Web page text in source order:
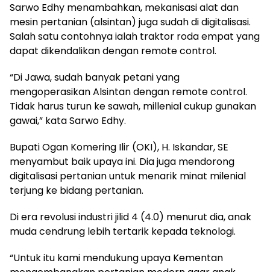
Sarwo Edhy menambahkan, mekanisasi alat dan
mesin pertanian (alsintan) juga sudah di digitalisasi.
Salah satu contohnya ialah traktor roda empat yang
dapat dikendalikan dengan remote control.
“Di Jawa, sudah banyak petani yang
mengoperasikan Alsintan dengan remote control.
Tidak harus turun ke sawah, millenial cukup gunakan
gawai,” kata Sarwo Edhy.
Bupati Ogan Komering Ilir (OKI), H. Iskandar, SE
menyambut baik upaya ini. Dia juga mendorong
digitalisasi pertanian untuk menarik minat milenial
terjung ke bidang pertanian.
Di era revolusi industri jilid 4 (4.0) menurut dia, anak
muda cendrung lebih tertarik kepada teknologi.
“Untuk itu kami mendukung upaya Kementan